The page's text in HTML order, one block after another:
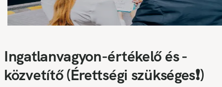
Ingatlanvagyon-értékelő és -
közvetítő (Érettségi szükséges❗)